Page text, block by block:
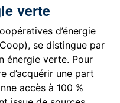
verte
d’énergie
se distingue par
énergie verte. Pour
d’acquérir une part
accès à 100 %